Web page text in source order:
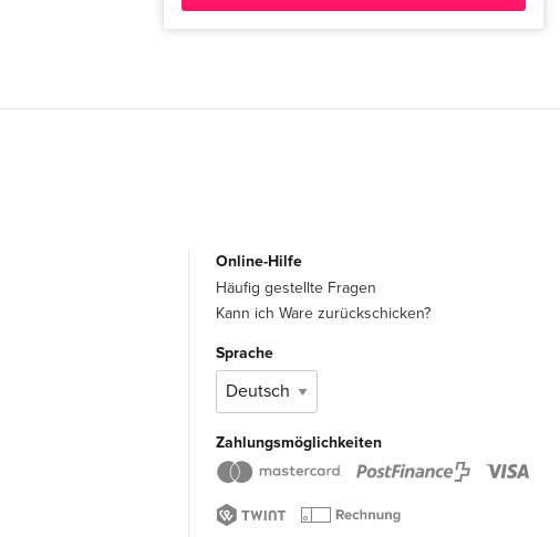
Online-Hilfe
Häufig gestellte Fragen
Kann ich Ware zurückschicken?
Sprache
Zahlungsmöglichkeiten